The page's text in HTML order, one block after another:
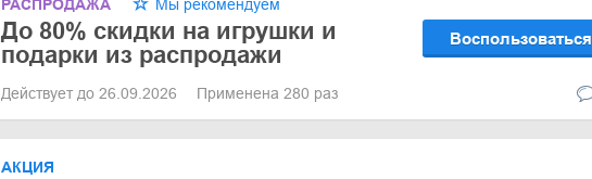
РАСПРОДАЖА Мы рекомендуем
До 80% скидки на игрушки и
подарки из распродажи
Воспользоваться
Действует до 26.09.2026 Применена 280 раз
АКЦИЯ